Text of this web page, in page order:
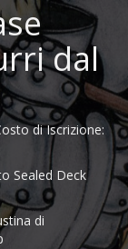
dal
di Iscrizione:
Sealed Deck
di